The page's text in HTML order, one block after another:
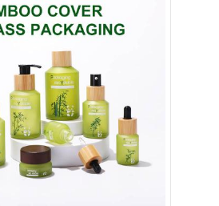
Tapa de aluminio
Ofrecer muestras
Aceite esencial
loción crema
Champú
Base